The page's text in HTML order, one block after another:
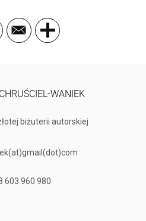
WANIEK
biżuterii autorskiej
603 960 980